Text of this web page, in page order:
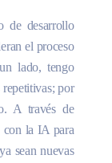
de desarrollo
el proceso
lado, tengo
repetitivas; por
A través de
con la IA para
sean nuevas